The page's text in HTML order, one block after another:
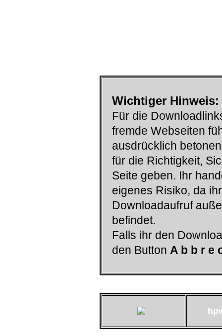
Wichtiger Hinweis:
Für die
fremde Webseiten
ausdrücklich
für die Richtigkeit,
Seite geben. Ihr
eigenes Risiko, da
Downloadaufruf
befindet.
Falls ihr den
den Button A b b r e